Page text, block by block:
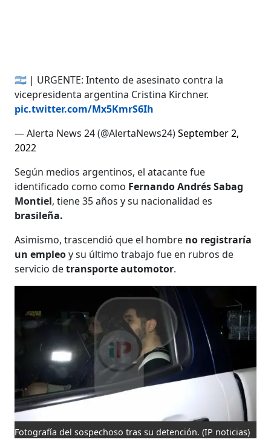
🇦🇷 | URGENTE: Intento de asesinato contra la
vicepresidenta argentina Cristina Kirchner.
pic.twitter.com/Mx5KmrS6Ih
— Alerta News 24 (@AlertaNews24)September 2,
2022
Según medios argentinos, el atacante fue
identificado como como Fernando Andrés Sabag
Montiel, tiene 35 años y su nacionalidad es
brasileña.
Asimismo, trascendió que el hombre no registraría
un empleoy su último trabajo fue en rubros de
servicio detransporte automotor.
Fotografía del sospechoso tras su detención. (IP noticias)